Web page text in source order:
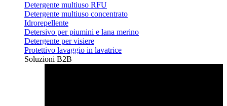
Detergente multiuso RFU
Detergente multiuso concentrato
Idrorepellente
Detersivo per piumini e lana merino
Detergente per visiere
Protettivo lavaggio in lavatrice
Soluzioni B2B